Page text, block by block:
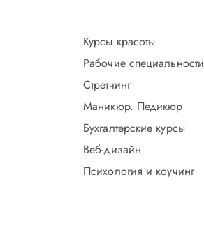
Курсы красоты
Рабочие специальности
Стретчинг
Маникюр. Педикюр
Бухгалтерские курсы
Веб-дизайн
Психология и коучинг